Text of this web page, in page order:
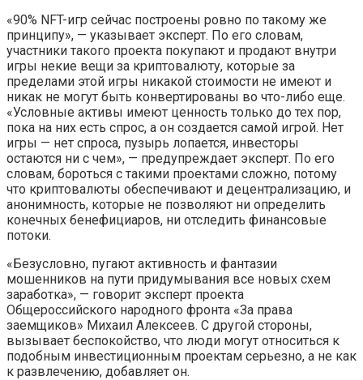
«90% NFT-игр сейчас построены ровно по такому же
принципу», — указывает эксперт. По его словам,
участники такого проекта покупают и продают внутри
игры некие вещи за криптовалюту, которые за
пределами этой игры никакой стоимости не имеют и
никак не могут быть конвертированы во что-либо еще.
«Условные активы имеют ценность только до тех пор,
пока на них есть спрос, а он создается самой игрой. Нет
игры — нет спроса, пузырь лопается, инвесторы
остаются ни с чем», — предупреждает эксперт. По его
словам, бороться с такими проектами сложно, потому
что криптовалюты обеспечивают и децентрализацию, и
анонимность, которые не позволяют ни определить
конечных бенефициаров, ни отследить финансовые
потоки.
«Безусловно, пугают активность и фантазии
мошенников на пути придумывания все новых схем
заработка», — говорит эксперт проекта
Общероссийского народного фронта «За права
заемщиков» Михаил Алексеев. С другой стороны,
вызывает беспокойство, что люди могут относиться к
подобным инвестиционным проектам серьезно, а не как
к развлечению, добавляет он.